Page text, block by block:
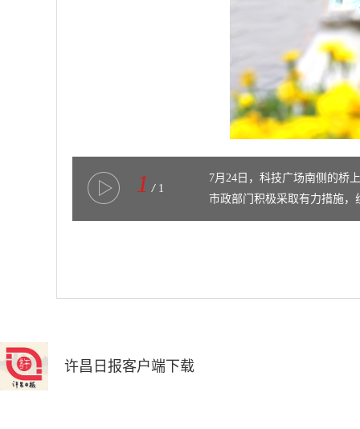
1 / 1
7月24日，科技广场南侧的桥
市政部门积极采取有力措施
果。记者 牛书培 摄 ​
许昌日报客户端下载